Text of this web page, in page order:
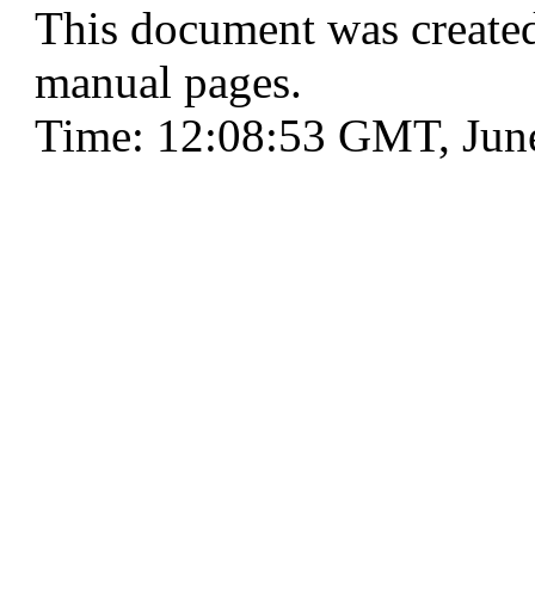
This document was
manual pages.
Time: 12:08:53 GMT,